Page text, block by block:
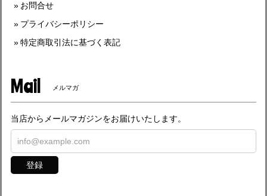
お問合せ
プライバシーポリシー
特定商取引法に基づく表記
Mail メルマガ
当店からメールマガジンをお届けいたします。
登録